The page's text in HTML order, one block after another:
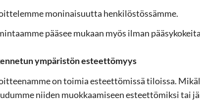
mo­ni­nai­suut­ta hen­ki­lös­tös­säm­me.
pää­see mu­kaan myös ilman
ym­pä­ris­tön es­teet­tö­myys
on toi­mia es­teet­tö­mis­sä ti­lois­sa.
nii­den muok­kaa­mi­seen es­teet­tö­mik­si tai